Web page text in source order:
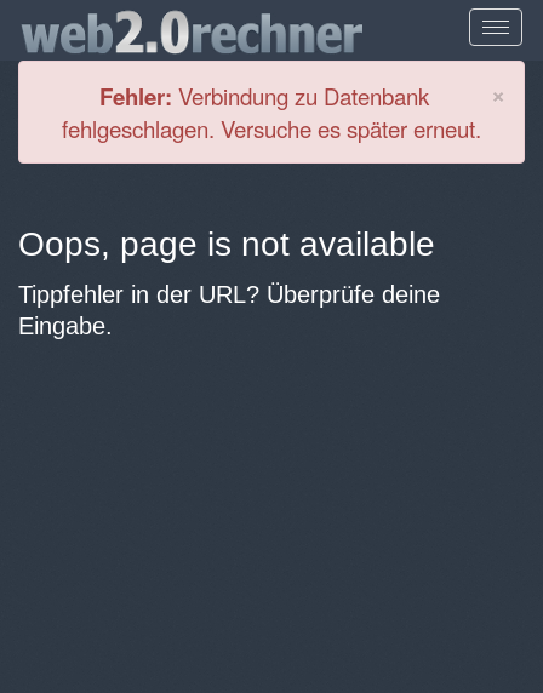
×
Fehler: Verbindung zu Datenbank
fehlgeschlagen. Versuche es später erneut.
Oops, page is not available
Tippfehler in der URL? Überprüfe deine
Eingabe.